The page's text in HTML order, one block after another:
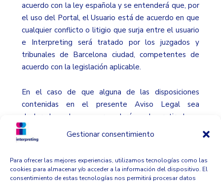
Gestionar consentimiento
Para ofrecer las mejores experiencias, utilizamos tecnologías como las
cookies para almacenar y/o acceder a la información del dispositivo. El
consentimiento de estas tecnologías nos permitirá procesar datos
acuerdo con la ley española y se entenderá que, por
el uso del Portal, el Usuario está de acuerdo en que
cualquier conflicto o litigio que surja entre el usuario
e Interpreting será tratado por los juzgados y
tribunales de Barcelona ciudad, competentes de
acuerdo con la legislación aplicable.
En el caso de que alguna de las disposiciones
contenidas en el presente Aviso Legal sea
declarada nula, se procederá a la retirada o
sustitución de la misma. En cualquier caso, dicha
declaración de nulidad no afectará a la validez del
Aviso Legal.